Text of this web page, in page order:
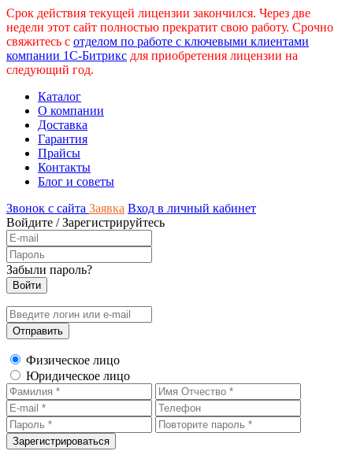
Срок действия текущей лицензии закончился. Через две
недели этот сайт полностью прекратит свою работу. Срочно
свяжитесь с отделом по работе с ключевыми клиентами
компании 1С-Битрикс для приобретения лицензии на
следующий год.
Каталог
О компании
Доставка
Гарантия
Прайсы
Контакты
Блог и советы
Звонок с сайта Заявка Вход в личный кабинет
Войдите /Зарегистрируйтесь
Забыли пароль?
Физическое лицо
Юридическое лицо